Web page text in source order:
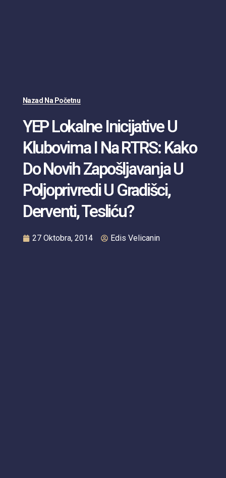
Nazad Na Početnu
YEP Lokalne Inicijative U
Klubovima I Na RTRS: Kako
Do Novih Zapošljavanja U
Poljoprivredi U Gradišci,
Derventi, Tesliću?
27 Oktobra, 2014 Edis Velicanin